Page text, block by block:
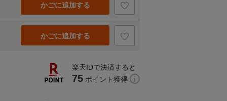
かごに追加する
かごに追加する
楽天IDで決済すると
75 ポイント獲得